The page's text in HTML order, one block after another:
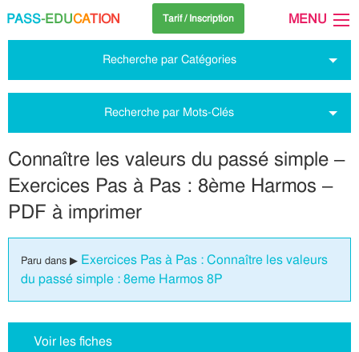
PASS-EDUCATION Tarif / Inscription MENU
Recherche par Catégories
Recherche par Mots-Clés
Connaître les valeurs du passé simple –
Exercices Pas à Pas : 8ème Harmos –
PDF à imprimer
Paru dans ▶ Exercices Pas à Pas : Connaître les valeurs
du passé simple : 8eme Harmos 8P
Voir les fiches